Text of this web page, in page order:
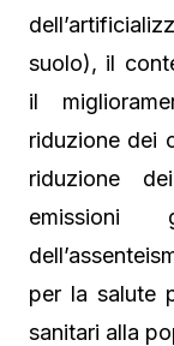
suolo), il
il
riduzione dei
riduzione
per la salute
sanitari alla